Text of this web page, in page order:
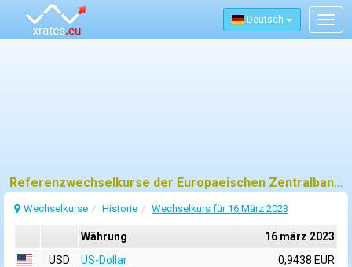
Deutsch
Referenzwechselkurse der Europaeischen Zentralbank (EZB) fuer 16 märz 2023
Wechselkurse Historie Wechselkurs für 16 März 2023
Währung
16 märz 2023
USD
US-Dollar
0,9438 EUR